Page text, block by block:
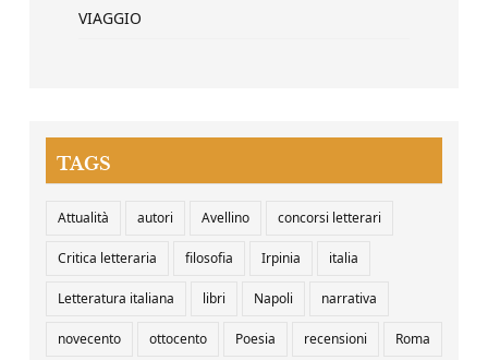
VIAGGIO
TAGS
Attualità autori Avellino concorsi letterari
Critica letteraria filosofia Irpinia italia
Letteratura italiana libri Napoli narrativa
novecento ottocento Poesia recensioni Roma